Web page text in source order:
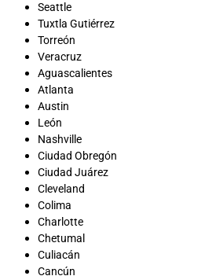
Seattle
Tuxtla Gutiérrez
Torreón
Veracruz
Aguascalientes
Atlanta
Austin
León
Nashville
Ciudad Obregón
Ciudad Juárez
Cleveland
Colima
Charlotte
Chetumal
Culiacán
Cancún